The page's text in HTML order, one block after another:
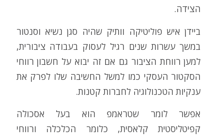
הצידה.
ביידן איש פוליטיקה וותיק שהיה סגן נשיא וסנטור
במשך עשרות שנים רגיל לעסוק בעבודה ציבורית,
למען רווחת הציבור גם אם זה יבוא על חשבון רווחי
הסקטור העסקי כמו למשל החשיבה שלו לפרק את
ענקיות הטכנולוגיה לחברות קטנות.
אפשר לומר שטראמפ הוא בעל אסכולה
קפיטליסטית קלאסית, כלומר הכלכלה ורווחי